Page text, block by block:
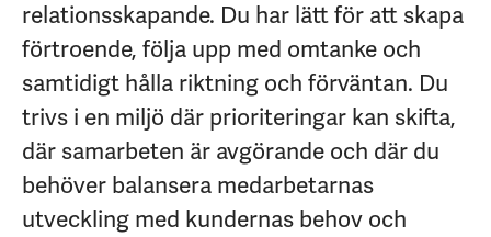
relationsskapande. Du har lätt för att skapa
förtroende, följa upp med omtanke och
samtidigt hålla riktning och förväntan. Du
trivs i en miljö där prioriteringar kan skifta,
där samarbeten är avgörande och där du
behöver balansera medarbetarnas
utveckling med kundernas behov och